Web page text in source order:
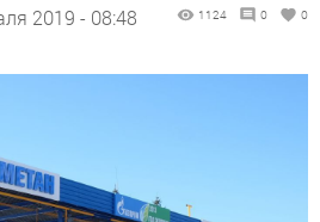
2019 - 08:48 1124 0 0